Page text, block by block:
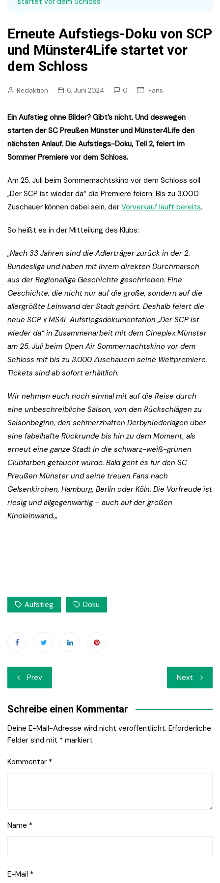
Erneute Aufstiegs-Doku von SCP
und Münster4Life startet vor
dem Schloss
Redaktion 6. Juni 2024 0 Fans
Ein Aufstieg ohne Bilder? Gibt’s nicht. Und deswegen
starten der SC Preußen Münster und Münster4Life den
nächsten Anlauf. Die Aufstiegs-Doku, Teil 2, feiert im
Sommer Premiere vor dem Schloss.
Am 25. Juli beim Sommernachtskino vor dem Schloss soll
„Der SCP ist wieder da“ die Premiere feiern. Bis zu 3.000
Zuschauer können dabei sein, der Vorverkauf läuft bereits.
So heißt es in der Mitteilung des Klubs:
„Nach 33 Jahren sind die Adlerträger zurück in der 2.
Bundesliga und haben mit ihrem direkten Durchmarsch
aus der Regionalliga Geschichte geschrieben. Eine
Geschichte, die nicht nur auf die große, sondern auf die
allergrößte Leinwand der Stadt gehört. Deshalb feiert die
neue SCP x MS4L Aufstiegsdokumentation „Der SCP ist
wieder da“ in Zusammenarbeit mit dem Cineplex Münster
am 25. Juli beim Open Air Sommernachtskino vor dem
Schloss mit bis zu 3.000 Zuschauern seine Weltpremiere.
Tickets sind ab sofort erhältlich.
Wir nehmen euch noch einmal mit auf die Reise durch
eine unbeschreibliche Saison, von den Rückschlägen zu
Saisonbeginn, den schmerzhaften Derbyniederlagen über
eine fabelhafte Rückrunde bis hin zu dem Moment, als
erneut eine ganze Stadt in die schwarz-weiß-grünen
Clubfarben getaucht wurde. Bald geht es für den SC
Preußen Münster und seine treuen Fans nach
Gelsenkirchen, Hamburg, Berlin oder Köln. Die Vorfreude ist
riesig und allgegenwärtig – auch auf der großen
Kinoleinwand.„
Aufstieg Doku
Beitrags-
Navigation
Prev Next
Schreibe einen Kommentar
Deine E-Mail-Adresse wird nicht veröffentlicht. Erforderliche
Felder sind mit * markiert
Kommentar *
Name *
E-Mail *